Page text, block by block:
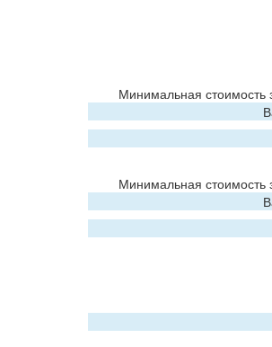
Минимальная стоимость
Минимальная стоимость